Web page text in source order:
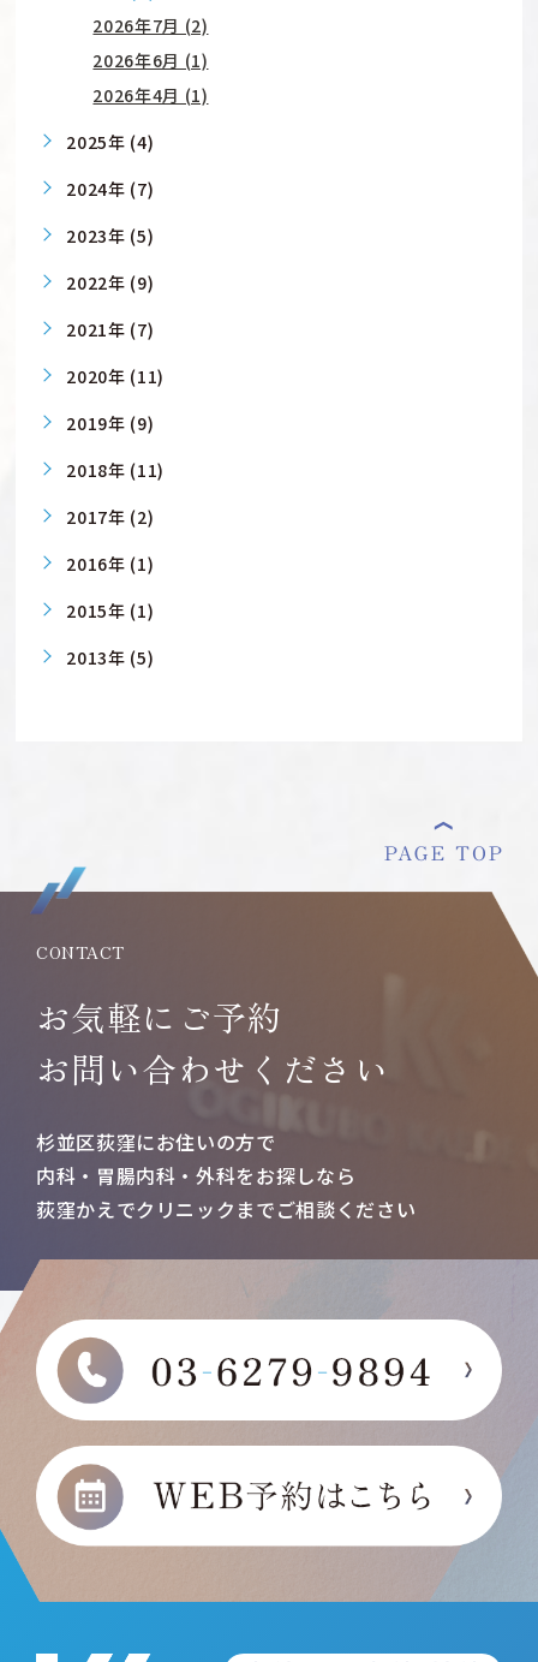
2026年7月 (2)
2026年6月 (1)
2026年4月 (1)
2025年 (4)
2024年 (7)
2023年 (5)
2022年 (9)
2021年 (7)
2020年 (11)
2019年 (9)
2018年 (11)
2017年 (2)
2016年 (1)
2015年 (1)
2013年 (5)
CONTACT
お気軽にご予約
お問い合わせください
杉並区荻窪にお住いの方で
内科・胃腸内科・外科をお探しなら
荻窪かえでクリニックまでご相談ください